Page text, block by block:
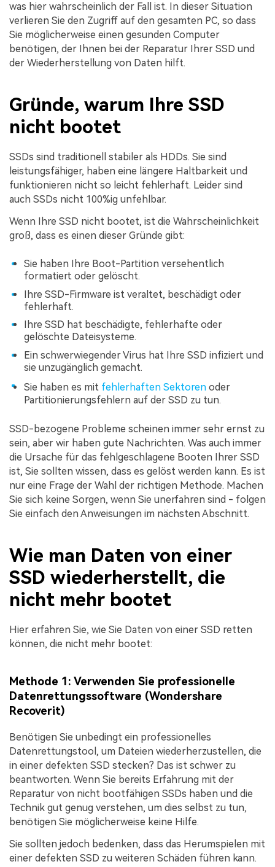
was hier wahrscheinlich der Fall ist. In dieser Situation
verlieren Sie den Zugriff auf den gesamten PC, so dass
Sie möglicherweise einen gesunden Computer
benötigen, der Ihnen bei der Reparatur Ihrer SSD und
der Wiederherstellung von Daten hilft.
Gründe, warum Ihre SSD
nicht bootet
SSDs sind traditionell stabiler als HDDs. Sie sind
leistungsfähiger, haben eine längere Haltbarkeit und
funktionieren nicht so leicht fehlerhaft. Leider sind
auch SSDs nicht 100%ig unfehlbar.
Wenn Ihre SSD nicht bootet, ist die Wahrscheinlichkeit
groß, dass es einen dieser Gründe gibt:
Sie haben Ihre Boot-Partition versehentlich
formatiert oder gelöscht.
Ihre SSD-Firmware ist veraltet, beschädigt oder
fehlerhaft.
Ihre SSD hat beschädigte, fehlerhafte oder
gelöschte Dateisysteme.
Ein schwerwiegender Virus hat Ihre SSD infiziert und
sie unzugänglich gemacht.
Sie haben es mit fehlerhaften Sektoren oder
Partitionierungsfehlern auf der SSD zu tun.
SSD-bezogene Probleme scheinen immer sehr ernst zu
sein, aber wir haben gute Nachrichten. Was auch immer
die Ursache für das fehlgeschlagene Booten Ihrer SSD
ist, Sie sollten wissen, dass es gelöst werden kann. Es ist
nur eine Frage der Wahl der richtigen Methode. Machen
Sie sich keine Sorgen, wenn Sie unerfahren sind - folgen
Sie einfach den Anweisungen im nächsten Abschnitt.
Wie man Daten von einer
SSD wiederherstellt, die
nicht mehr bootet
Hier erfahren Sie, wie Sie Daten von einer SSD retten
können, die nicht mehr bootet:
Methode 1: Verwenden Sie professionelle
Datenrettungssoftware (Wondershare
Recoverit)
Benötigen Sie unbedingt ein professionelles
Datenrettungstool, um Dateien wiederherzustellen, die
in einer defekten SSD stecken? Das ist schwer zu
beantworten. Wenn Sie bereits Erfahrung mit der
Reparatur von nicht bootfähigen SSDs haben und die
Technik gut genug verstehen, um dies selbst zu tun,
benötigen Sie möglicherweise keine Hilfe.
Sie sollten jedoch bedenken, dass das Herumspielen mit
einer defekten SSD zu weiteren Schäden führen kann.